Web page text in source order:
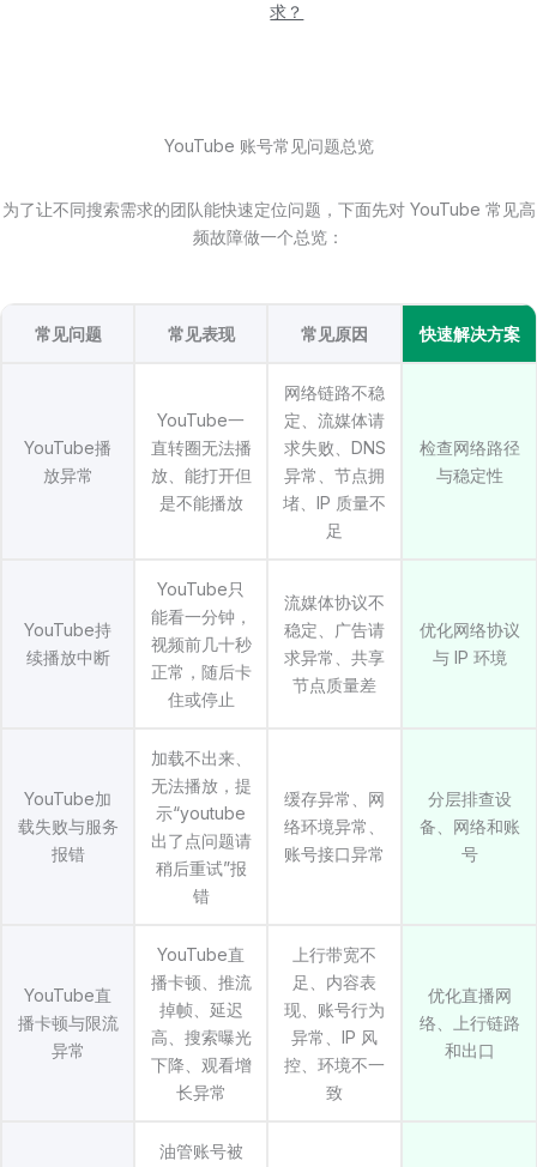
求？
YouTube 账号常见问题总览
为了让不同搜索需求的团队能快速定位问题，下面先对 YouTube 常见高
频故障做一个总览：
常见问题 常见表现 常见原因 快速解决方案
YouTube播
放异常
YouTube一
直转圈无法播
放、能打开但
是不能播放
网络链路不稳
定、流媒体请
求失败、DNS
异常、节点拥
堵、IP 质量不
足
检查网络路径
与稳定性
YouTube持
续播放中断
YouTube只
能看一分钟，
视频前几十秒
正常，随后卡
住或停止
流媒体协议不
稳定、广告请
求异常、共享
节点质量差
优化网络协议
与 IP 环境
YouTube加
载失败与服务
报错
加载不出来、
无法播放，提
示“youtube
出了点问题请
稍后重试”报
错
缓存异常、网
络环境异常、
账号接口异常
分层排查设
备、网络和账
号
YouTube直
播卡顿与限流
异常
YouTube直
播卡顿、推流
掉帧、延迟
高、搜索曝光
下降、观看增
长异常
上行带宽不
足、内容表
现、账号行为
异常、IP 风
控、环境不一
致
优化直播网
络、上行链路
和出口
油管账号被